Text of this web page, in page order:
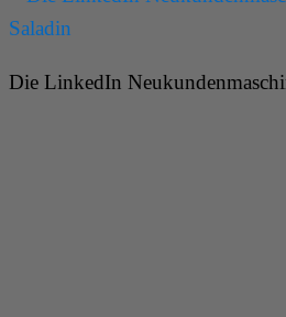
Die LinkedIn